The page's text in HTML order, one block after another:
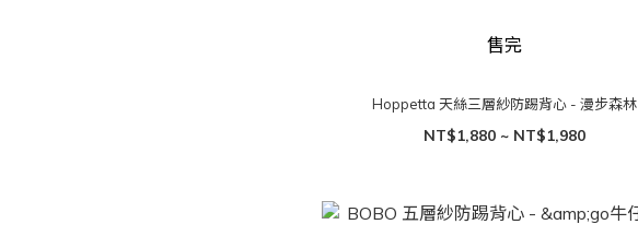
售完
Hoppetta 天絲三層紗防踢背心 - 漫步森林
NT$1,880 ~ NT$1,980